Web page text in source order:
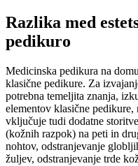
Razlika med
pedikuro
Medicinska pedikura na
klasične pedikure. Za
potrebna temeljita znanja,
elementov klasične
vključuje tudi dodatne
(kožnih razpok) na peti in
nohtov, odstranjevanje
žuljev, odstranjevanje trde